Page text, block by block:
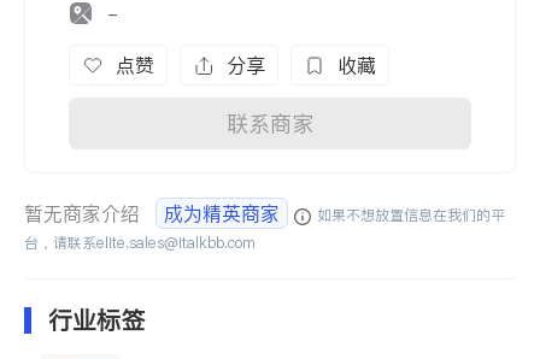
-
点赞 分享 收藏
联系商家
暂无商家介绍 成为精英商家
如果不想放置信息在我们的平
台，请联系elite.sales@italkbb.com
行业标签